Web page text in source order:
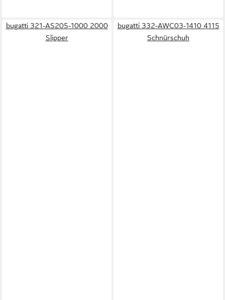
bugatti 321-AS205-1000 2000
Slipper
bugatti 332-AWC03-1410 4115
Schnürschuh